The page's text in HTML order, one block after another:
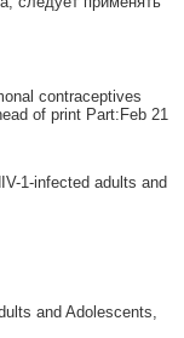
contraceptives
of print Part:Feb 21
1-infected adults and
and Adolescents,